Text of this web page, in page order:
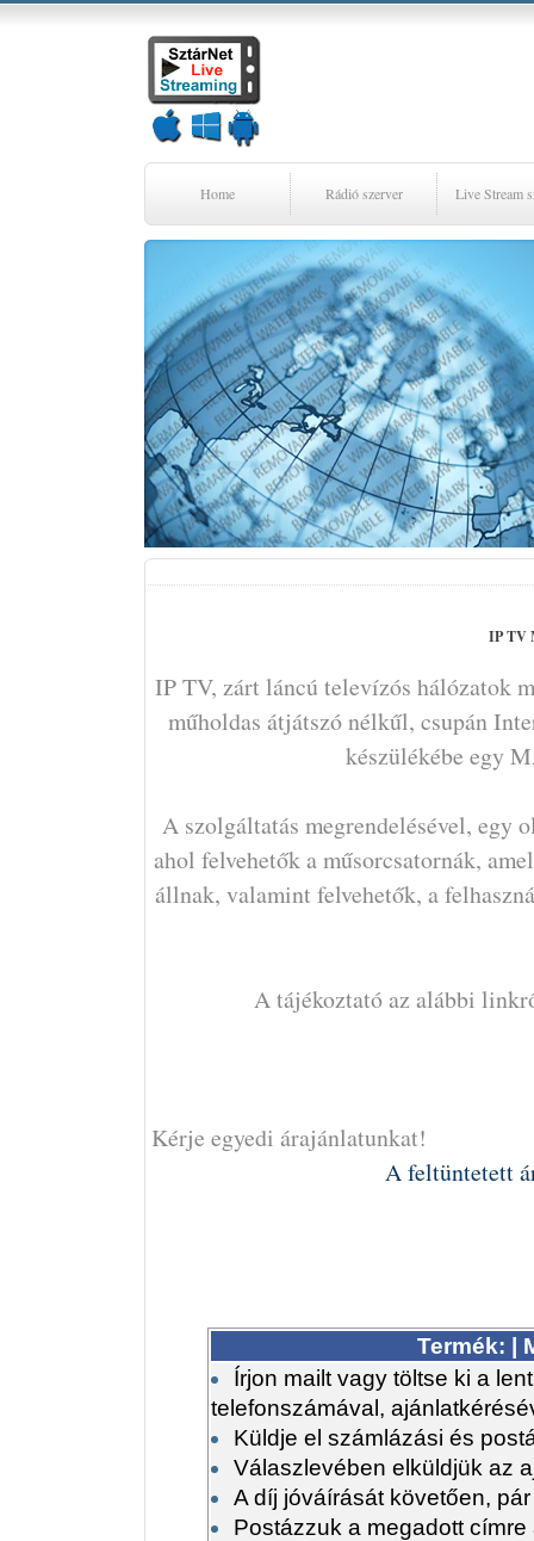
Home Rádió szerver Live Stream
IP TV
IP TV, zárt láncú televízós hálózatok
műholdas átjátszó nélkűl, csupán
készülékébe egy
A szolgáltatás megrendelésével, egy
ahol felvehetők a műsorcsatornák,
állnak, valamint felvehetők, a
A tájékoztató az alábbi
Kérje egyedi árajánlatunkat!
A feltüntetett
Termék: |
Írjon mailt vagy töltse ki a
telefonszámával,
Küldje el számlázási és
Válaszlevében elküldjük az
A díj jóváírását követően,
Postázzuk a megadott címre